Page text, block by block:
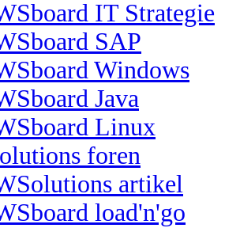
IT Strategie
SAP
Windows
Java
Linux
foren
artikel
load'n'go